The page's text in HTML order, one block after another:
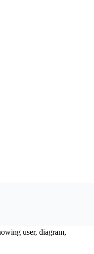
user, diagram,